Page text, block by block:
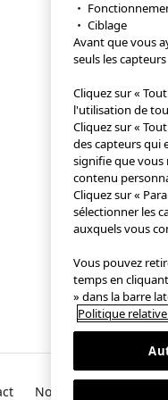
Notre société
・
・ Ciblage
Avant que vous
seuls les
Cliquez sur «
l'utilisation de
Cliquez sur «
des capteurs qui
signifie que vous
contenu
Cliquez sur «
sélectionner les
auxquels vous
Vous pouvez
temps en
» dans la barre
Politique